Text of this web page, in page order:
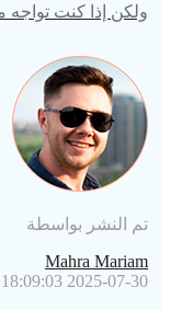
ولكن إذا كنت تواجه
تم النشر بواسطة
Mahra Mariam
2025-07-30 18:09:03